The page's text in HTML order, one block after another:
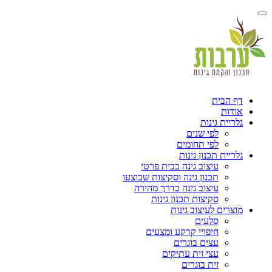
גינות
לפי שנים
לפי תחומים
תכנון גינות
עיצוב גינה בבית פרטי
תכנון גינה וסקיצות שבוצעו
עיצוב גינה בדרך מהירה
סקיצות תכנון גינות
לעיצוב גינות
חיפויי קרקע ומצעים
עצים בוגרים
עצי זית עתיקים
זית בוגרים